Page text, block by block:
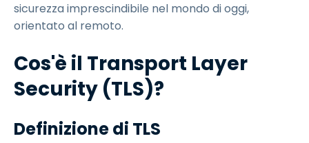
sicurezza imprescindibile nel mondo di oggi,
orientato al remoto.
Cos'è il Transport Layer
Security (TLS)?
Definizione di TLS